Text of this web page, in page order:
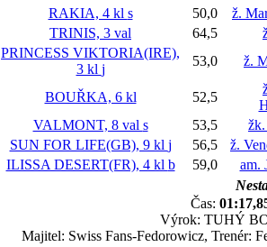
RAKIA, 4 kl s 50,0
ž.
TRINIS, 3 val 64,5
PRINCESS VIKTORIA(IRE),
3 kl j
53,0 ž.
BOUŘKA, 6 kl 52,5
VALMONT, 8 val s 53,5
SUN FOR LIFE(GB), 9 kl j 56,5
ž.
ILISSA DESERT(FR), 4 kl b 59,0
am.
Čas:
Výrok: TUHÝ
Majitel: Swiss Fans-Fedorowicz, Trenér: